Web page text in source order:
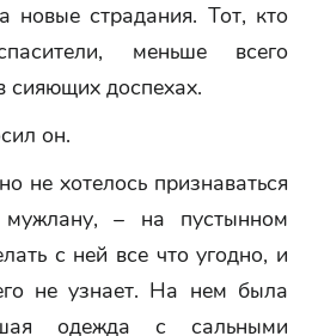
новые страдания. Тот, кто
меньше всего
сияющих доспехах.
он.
не хотелось признаваться
– на пустынном
с ней все что угодно, и
не узнает. На нем была
одежда с сальными